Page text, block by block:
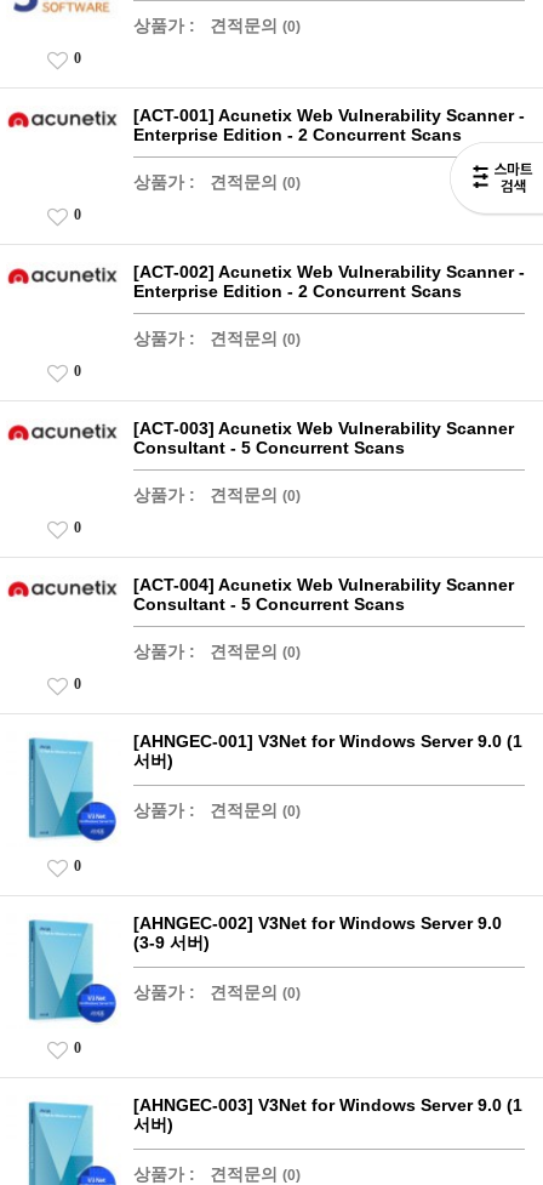
상품가 : 견적문의 (0)
0
[ACT-001] Acunetix Web Vulnerability Scanner -
Enterprise Edition - 2 Concurrent Scans
상품가 : 견적문의 (0)
0
[ACT-002] Acunetix Web Vulnerability Scanner -
Enterprise Edition - 2 Concurrent Scans
상품가 : 견적문의 (0)
0
[ACT-003] Acunetix Web Vulnerability Scanner
Consultant - 5 Concurrent Scans
상품가 : 견적문의 (0)
0
[ACT-004] Acunetix Web Vulnerability Scanner
Consultant - 5 Concurrent Scans
상품가 : 견적문의 (0)
0
[AHNGEC-001] V3Net for Windows Server 9.0 (1
서버)
상품가 : 견적문의 (0)
0
[AHNGEC-002] V3Net for Windows Server 9.0
(3-9 서버)
상품가 : 견적문의 (0)
0
[AHNGEC-003] V3Net for Windows Server 9.0 (1
서버)
상품가 : 견적문의 (0)